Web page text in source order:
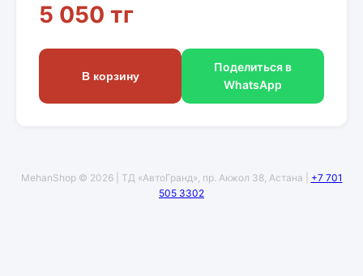
5 050 тг
В корзину
Поделиться в
WhatsApp
MehanShop © 2026 | ТД «АвтоГранд», пр. Акжол 38, Астана | +7 701
505 3302